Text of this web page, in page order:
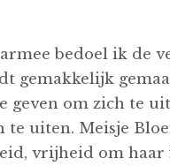
bedoel ik de
gemakkelijk
geven om zich te
uiten. Meisje
vrijheid om haar